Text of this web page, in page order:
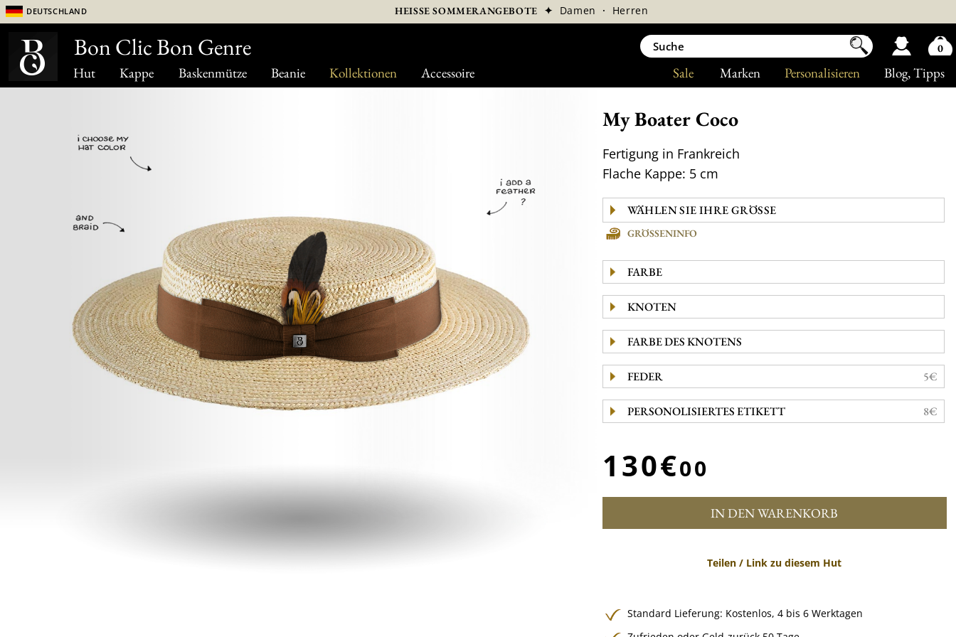
Hut Kappe Baskenmütze Beanie Kollektionen Accessoire Blog, Tipps
Personalisieren
Marken
Sale
Deutschland HEISSE SOMMERANGEBOTE ✦ Damen · Herren
My Boater Coco
Fertigung in Frankreich
Flache Kappe: 5 cm
GRÖSSENINFO
FARBE
KNOTEN
FARBE DES KNOTENS
FEDER 5€
PERSONOLISIERTES ETIKETT 8€
130€00
IN DEN WARENKORB
Teilen / Link zu diesem Hut
Standard Lieferung: Kostenlos, 4 bis 6 Werktagen
Bon Clic Bon Genre 0